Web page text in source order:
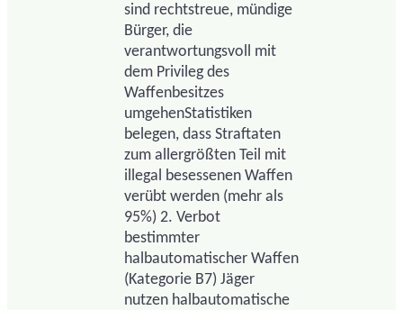
sind rechtstreue, mündige
Bürger, die
verantwortungsvoll mit
dem Privileg des
Waffenbesitzes
umgehenStatistiken
belegen, dass Straftaten
zum allergrößten Teil mit
illegal besessenen Waffen
verübt werden (mehr als
95%) 2. Verbot
bestimmter
halbautomatischer Waffen
(Kategorie B7) Jäger
nutzen halbautomatische